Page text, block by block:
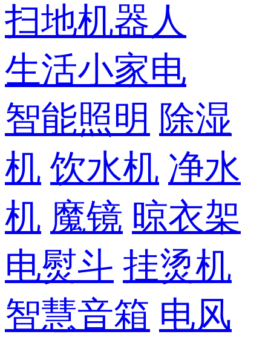
扫地机器人
生活小家电
智能照明 除湿
机 饮水机 净水
机 魔镜 晾衣架
电熨斗 挂烫机
智慧音箱 电风